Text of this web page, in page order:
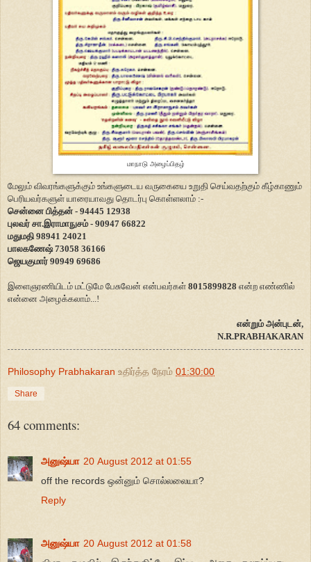
மாநாடு அழைப்பிதழ்
மேலும் விவரங்களுக்கும் உங்களுடைய வருகையை உறுதி செய்வதற்கும் கீழ்காணும்
பெரியவர்களுள் யாரையாவது தொடர்பு கொள்ளலாம் :-
சென்னை பித்தன் - 94445 12938
புலவர் சா.இராமாநுசம் - 90947 66822
மதுமதி 98941 24021
பாலகணேஷ் 73058 36166
ஜெயகுமார் 90949 69686
இளைஞரணியிடம் மட்டுமே பேசுவேன் என்பவர்கள் 8015899828 என்ற எண்ணில்
என்னை அழைக்கலாம்...!
என்றும் அன்புடன்,
N.R.PRABHAKARAN
Philosophy Prabhakaran உதிர்த்த நேரம் 01:30:00
Share
64 comments:
அனுஷ்யா 20 August 2012 at 01:55
off the records ஒன்னும் சொல்லலையா?
Reply
அனுஷ்யா 20 August 2012 at 01:58